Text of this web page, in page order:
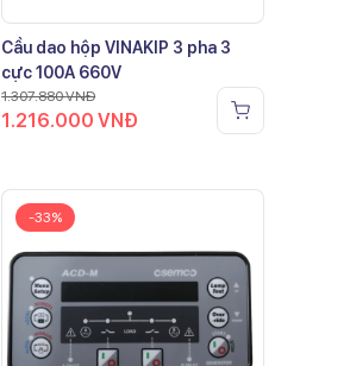
Cầu dao hộp VINAKIP 3 pha 3
cực 100A 660V
1.307.880VNĐ
1.216.000VNĐ
-33%